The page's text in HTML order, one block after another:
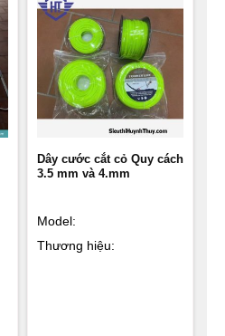
Dây cước cắt cỏ Quy cách
3.5 mm và 4.mm
Model:
Thương hiệu: